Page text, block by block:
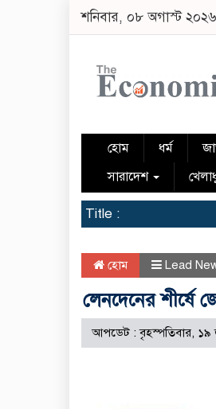
শনিবার, ০৮ অগাস্ট
হোম ধর্ম
সারাদেশ
Title :
হোম Lead
লেনদেনের শীর্ষে
আপডেট : বৃহস্পতিবার, ১৯